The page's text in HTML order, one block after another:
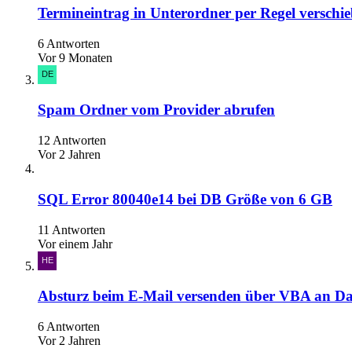
Termineintrag in Unterordner per Regel
6 Antworten
Vor 9 Monaten
Spam Ordner vom Provider abrufen
12 Antworten
Vor 2 Jahren
SQL Error 80040e14 bei DB Größe von 6 GB
11 Antworten
Vor einem Jahr
Absturz beim E-Mail versenden über VBA an
6 Antworten
Vor 2 Jahren